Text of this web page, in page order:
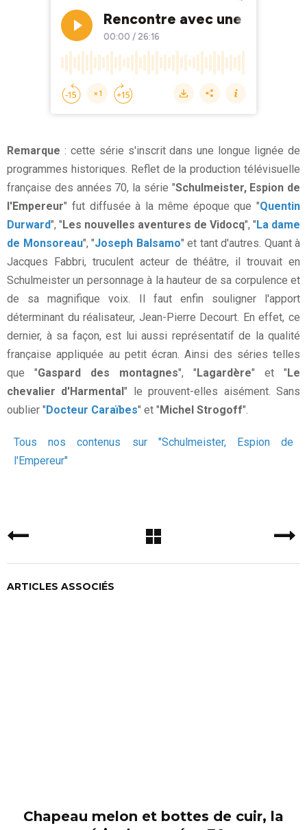
Remarque : cette série s'inscrit dans une longue lignée de
programmes historiques. Reflet de la production télévisuelle
française des années 70, la série "Schulmeister, Espion de
l'Empereur" fut diffusée à la même époque que "Quentin
Durward", " Les nouvelles aventures de Vidocq", " La dame
de Monsoreau", "Joseph Balsamo" et tant d'autres. Quant à
Jacques Fabbri, truculent acteur de théâtre, il trouvait en
Schulmeister un personnage à la hauteur de sa corpulence et
de sa magnifique voix. Il faut enfin souligner l'apport
déterminant du réalisateur, Jean-Pierre Decourt. En effet, ce
dernier, à sa façon, est lui aussi représentatif de la qualité
française appliquée au petit écran. Ainsi des séries telles
que "Gaspard des montagnes", " Lagardère" et " Le
chevalier d'Harmental" le prouvent-elles aisément. Sans
oublier " Docteur Caraïbes" et " Michel Strogoff".
Tous nos contenus sur "Schulmeister, Espion de
l'Empereur"
ARTICLES ASSOCIÉS
Chapeau melon et bottes de cuir, la